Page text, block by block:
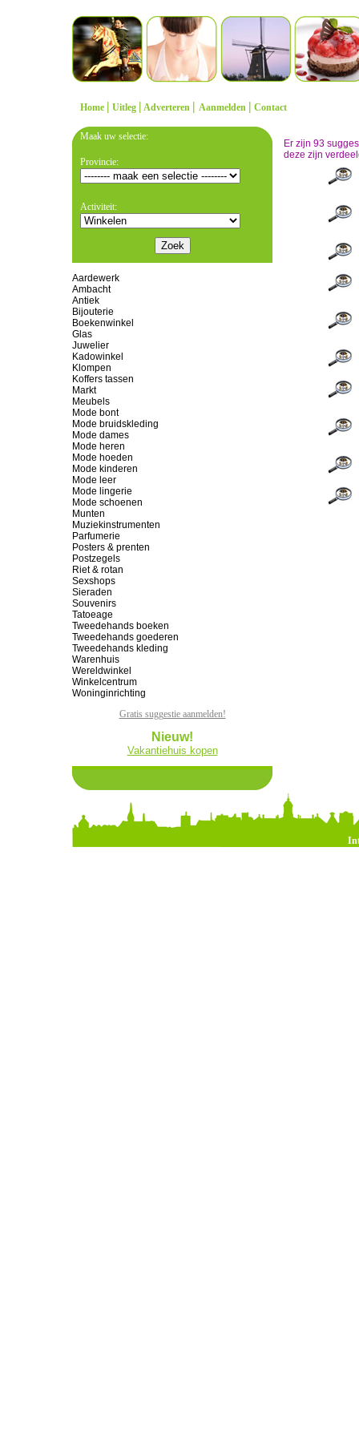
Home | Uitleg | Adverteren | Aanmelden | Contact
Maak uw selectie:
Provincie:
Activiteit:
Aardewerk
Ambacht
Antiek
Bijouterie
Boekenwinkel
Glas
Juwelier
Kadowinkel
Klompen
Koffers tassen
Markt
Meubels
Mode bont
Mode bruidskleding
Mode dames
Mode heren
Mode hoeden
Mode kinderen
Mode leer
Mode lingerie
Mode schoenen
Munten
Muziekinstrumenten
Parfumerie
Posters & prenten
Postzegels
Riet & rotan
Sexshops
Sieraden
Souvenirs
Tatoeage
Tweedehands boeken
Tweedehands goederen
Tweedehands kleding
Warenhuis
Wereldwinkel
Winkelcentrum
Woninginrichting
Gratis suggestie aanmelden!
Nieuw!
Vakantiehuis kopen
Er zijn 93
deze zijn